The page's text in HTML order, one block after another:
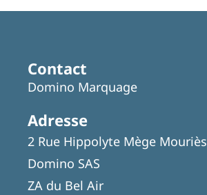
Featured
Contact
Domino Marquage
Adresse
2 Rue Hippolyte Mège Mouriès
Domino SAS
ZA du Bel Air